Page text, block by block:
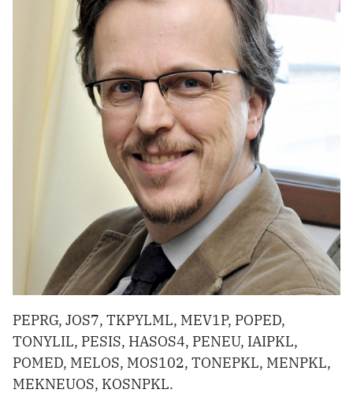
PEPRG, JOS7, TKPYLML, MEV1P, POPED,
TONYLIL, PESIS, HASOS4, PENEU, IAIPKL,
POMED, MELOS, MOS102, TONEPKL, MENPKL,
MEKNEUOS, KOSNPKL.